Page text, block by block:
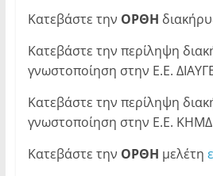
Κατεβάστε την ΟΡΘΗ
Κατεβάστε την περίληψη
γνωστοποίηση στην Ε.Ε.
Κατεβάστε την περίληψη
γνωστοποίηση στην Ε.Ε.
Κατεβάστε την ΟΡΘΗ μελέτη